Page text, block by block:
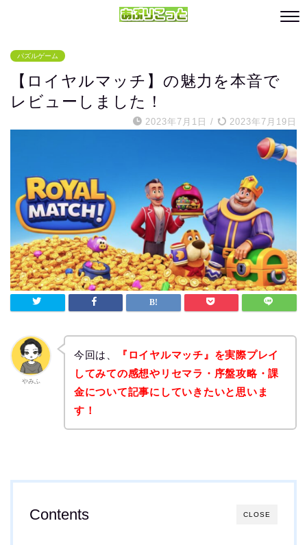
パズルゲーム
【ロイヤルマッチ】の魅力を本音で
レビューしました！
2023年7月1日 / 2023年7月19日
やみふ
今回は、
『ロイヤルマッチ』を実際プレイ
してみての感想やリセマラ・序盤攻略・課
金について記事にしていきたいと思いま
す！
CLOSE
Contents